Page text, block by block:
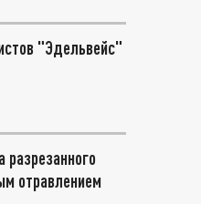
"Эдельвейс"
разрезанного
отравлением